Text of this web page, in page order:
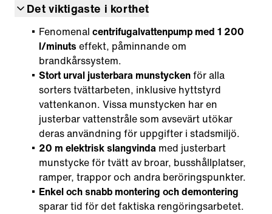
Det viktigaste i korthet
Fenomenal centrifugalvattenpump med 1 200
l/minuts effekt, påminnande om
brandkårssystem.
Stort urval justerbara munstyckenför alla
sorters tvättarbeten, inklusive hyttstyrd
vattenkanon. Vissa munstycken har en
justerbar vattenstråle som avsevärt utökar
deras användning för uppgifter i stadsmiljö.
20 m elektrisk slangvinda med justerbart
munstycke för tvätt av broar, busshållplatser,
ramper, trappor och andra beröringspunkter.
Enkel och snabb montering och demontering
sparar tid för det faktiska rengöringsarbetet.